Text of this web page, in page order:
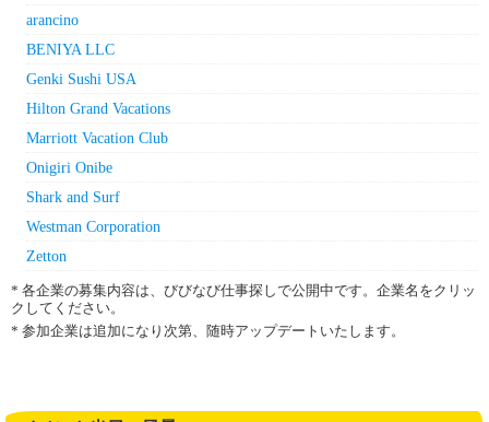
arancino
BENIYA LLC
Genki Sushi USA
Hilton Grand Vacations
Marriott Vacation Club
Onigiri Onibe
Shark and Surf
Westman Corporation
Zetton
* 各企業の募集内容は、びびなび仕事探しで公開中です。企業名をクリッ
クしてください。
* 参加企業は追加になり次第、随時アップデートいたします。